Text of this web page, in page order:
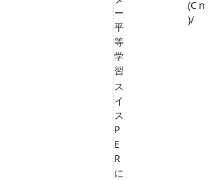
ー
平
等
学
習
(C
)/
n
ス
イ
ス
P
E
R
に